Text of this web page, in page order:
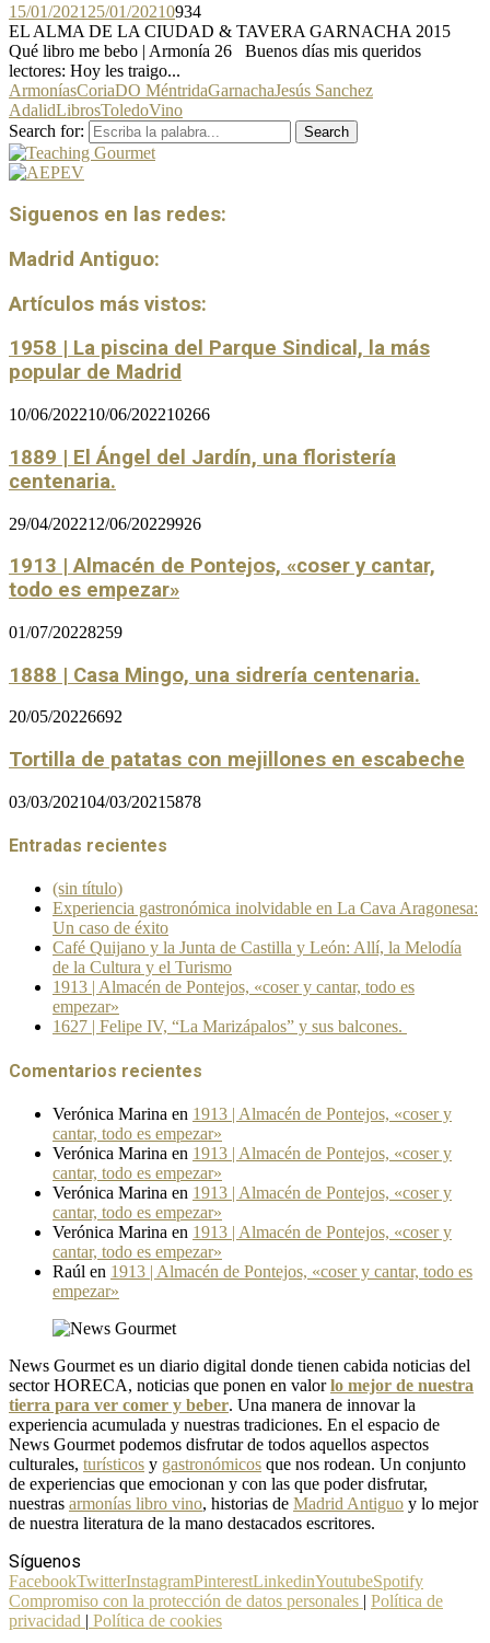
15/01/2021 25/01/20210934
EL ALMA DE LA CIUDAD & TAVERA GARNACHA 2015
Qué libro me bebo | Armonía 26 Buenos días mis queridos
lectores: Hoy les traigo...
ArmoníasCoriaDO MéntridaGarnachaJesús Sanchez
AdalidLibrosToledoVino
Search for:
Search
Siguenos en las redes:
Madrid Antiguo:
Artículos más vistos:
1958 | La piscina del Parque Sindical, la más
popular de Madrid
10/06/202210/06/202210266
1889 | El Ángel del Jardín, una floristería
centenaria.
29/04/202212/06/20229926
1913 | Almacén de Pontejos, «coser y cantar,
todo es empezar»
01/07/20228259
1888 | Casa Mingo, una sidrería centenaria.
20/05/20226692
Tortilla de patatas con mejillones en escabeche
03/03/202104/03/2021 5878
Entradas recientes
(sin título)
Experiencia gastronómica inolvidable en La Cava Aragonesa:
Un caso de éxito
Café Quijano y la Junta de Castilla y León: Allí, la Melodía
de la Cultura y el Turismo
1913 | Almacén de Pontejos, «coser y cantar, todo es
empezar»
1627 | Felipe IV, “La Marizápalos” y sus balcones.
Comentarios recientes
Verónica Marina en 1913 | Almacén de Pontejos, «coser y
cantar, todo es empezar»
Verónica Marina en 1913 | Almacén de Pontejos, «coser y
cantar, todo es empezar»
Verónica Marina en 1913 | Almacén de Pontejos, «coser y
cantar, todo es empezar»
Verónica Marina en 1913 | Almacén de Pontejos, «coser y
cantar, todo es empezar»
Raúl en 1913 | Almacén de Pontejos, «coser y cantar, todo es
empezar»
News Gourmet es un diario digital donde tienen cabida noticias del
sector HORECA, noticias que ponen en valorlo mejor de nuestra
tierra para ver comer y beber. Una manera de innovar la
experiencia acumulada y nuestras tradiciones. En el espacio de
News Gourmet podemos disfrutar de todos aquellos aspectos
culturales, turísticos y gastronómicos que nos rodean. Un conjunto
de experiencias que emocionan y con las que poder disfrutar,
nuestras armonías libro vino, historias de Madrid Antiguo y lo mejor
de nuestra literatura de la mano destacados escritores.
Síguenos
FacebookTwitterInstagramPinterestLinkedinYoutubeSpotify
Compromiso con la protección de datos personales | Política de
privacidad | Política de cookies